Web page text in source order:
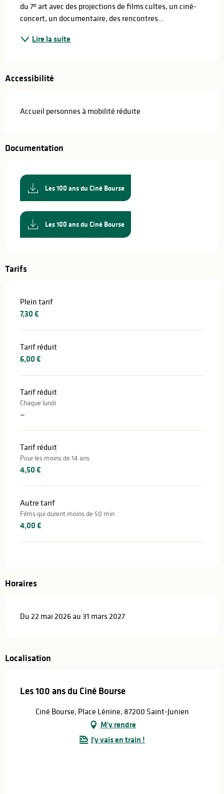
du 7ᵉ art avec des projections de films cultes, un ciné-
concert, un documentaire, des rencontres...
Lire la suite
Accessibilité
Accueil personnes à mobilité réduite
Documentation
Les 100 ans du Ciné Bourse
Les 100 ans du Ciné Bourse
Tarifs
Plein tarif
7,30 €
Tarif réduit
6,00 €
Tarif réduit
Chaque lundi
—
Tarif réduit
Pour les moins de 14 ans
4,50 €
Autre tarif
Films qui durent moins de 50 min
4,00 €
Horaires
Du 22 mai 2026 au 31 mars 2027
Localisation
Les 100 ans du Ciné Bourse
Ciné Bourse, Place Lénine, 87200 Saint-Junien
M'y rendre
J'y vais en train !